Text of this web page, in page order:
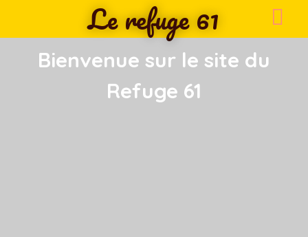
Le refuge 61
Bienvenue sur le site du
Refuge 61